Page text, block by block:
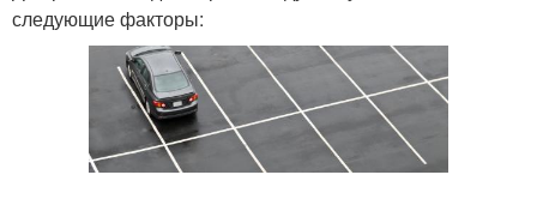
следующие факторы: